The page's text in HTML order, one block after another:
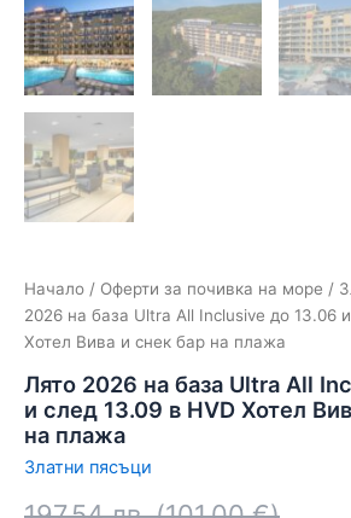
Начало / Оферти за почивка на море /
2026 на база Ultra All Inclusive до 13.06
Хотел Вива и снек бар на плажа
Лято 2026 на база Ultra All
и след 13.09 в HVD Хотел
на плажа
Златни пясъци